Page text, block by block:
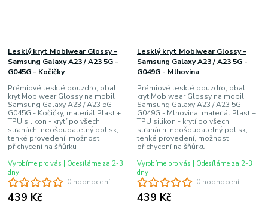
0 hodnocení
Lesklý kryt Mobiwear Glossy -
Samsung Galaxy A23 / A23 5G -
G045G - Kočičky
Prémiové lesklé pouzdro, obal,
kryt Mobiwear Glossy na mobil
Samsung Galaxy A23 / A23 5G -
G045G - Kočičky, materiál Plast +
TPU silikon - krytí po všech
stranách, neošoupatelný potisk,
tenké provedení, možnost
přichycení na šňůrku
439 Kč
Vyrobíme pro vás | Odesíláme za 2-3
dny
0 hodnocení
Lesklý kryt Mobiwear Glossy -
Samsung Galaxy A23 / A23 5G -
G049G - Mlhovina
Prémiové lesklé pouzdro, obal,
kryt Mobiwear Glossy na mobil
Samsung Galaxy A23 / A23 5G -
G049G - Mlhovina, materiál Plast +
TPU silikon - krytí po všech
stranách, neošoupatelný potisk,
tenké provedení, možnost
přichycení na šňůrku
439 Kč
Vyrobíme pro vás | Odesíláme za 2-3
dny